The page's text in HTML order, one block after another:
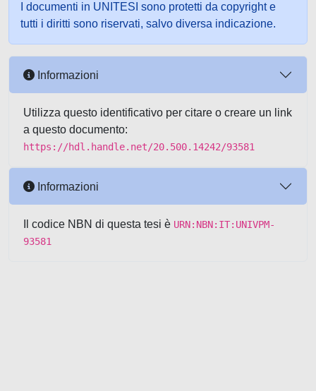
I documenti in UNITESI sono protetti da copyright e
tutti i diritti sono riservati, salvo diversa indicazione.
Informazioni
Utilizza questo identificativo per citare o creare un link
a questo documento:
https://hdl.handle.net/20.500.14242/93581
Informazioni
Il codice NBN di questa tesi è URN:NBN:IT:UNIVPM-
93581